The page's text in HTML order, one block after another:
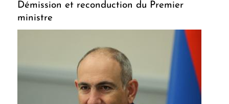
Démission et reconduction du Premier
ministre